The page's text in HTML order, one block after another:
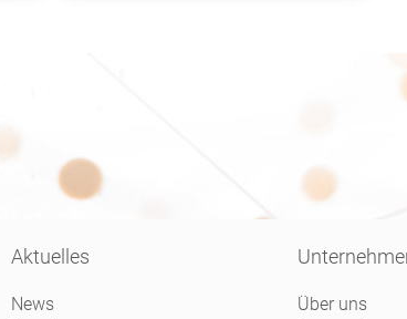
Aktuelles
News
Über uns